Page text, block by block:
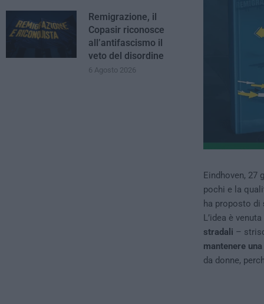
Eindhoven, 27
pochi e la
ha proposto di
L’idea è
stradali –
mantenere
da donne,
Remigrazione, il
Copasir riconosce
all’antifascismo il
veto del disordine
6 Agosto 2026